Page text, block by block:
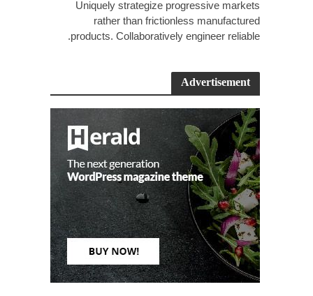
Uniquely strategize progressive markets
rather than frictionless manufactured
products. Collaboratively engineer reliable.
Advertisement